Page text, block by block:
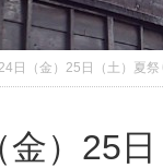
日（金）25日（土）夏
金）25